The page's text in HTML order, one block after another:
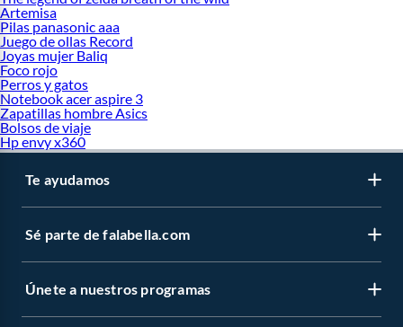
Artemisa
Pilas panasonic aaa
Juego de ollas Record
Joyas mujer Baliq
Foco rojo
Perros y gatos
Notebook acer aspire 3
Zapatillas hombre Asics
Bolsos de viaje
Hp envy x360
Te ayudamos
Sé parte de falabella.com
Únete a nuestros programas